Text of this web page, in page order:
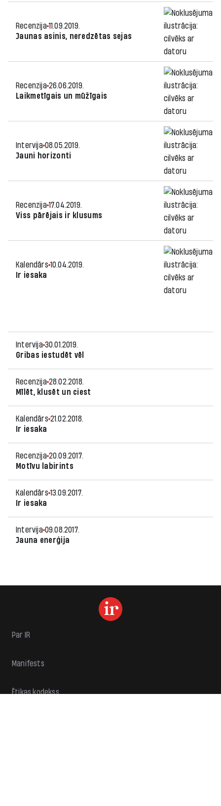
Recenzija 11.09.2019.
Jaunas asinis, neredzētas sejas
Recenzija 26.06.2019.
Laikmetīgais un mūžīgais
Intervija 08.05.2019.
Jauni horizonti
Recenzija 17.04.2019.
Viss pārējais ir klusums
Kalendārs 10.04.2019.
Ir iesaka
Intervija 30.01.2019.
Gribas iestudēt vēl
Recenzija 28.02.2018.
Mīlēt, klusēt un ciest
Kalendārs 21.02.2018.
Ir iesaka
Recenzija 20.09.2017.
Motīvu labirints
Kalendārs 13.09.2017.
Ir iesaka
Intervija 09.08.2017.
Jauna enerģija
Par IR
Manifests
Ētikas kodekss